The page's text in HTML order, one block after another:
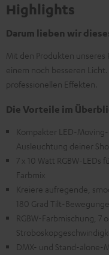
Highlights
Darum lieben wir
Mit den Produkten unseres
einem noch besseren
professionellen Effekten.
Die Vorteile im
Kompakter LED-
Ausleuchtung deiner
7 x 10 Watt RGBW-
Farbmix
Kreiere aufregende,
180 Grad Tilt-
RGBW-Farbmischung, 7
DMX- und Stand-alone-